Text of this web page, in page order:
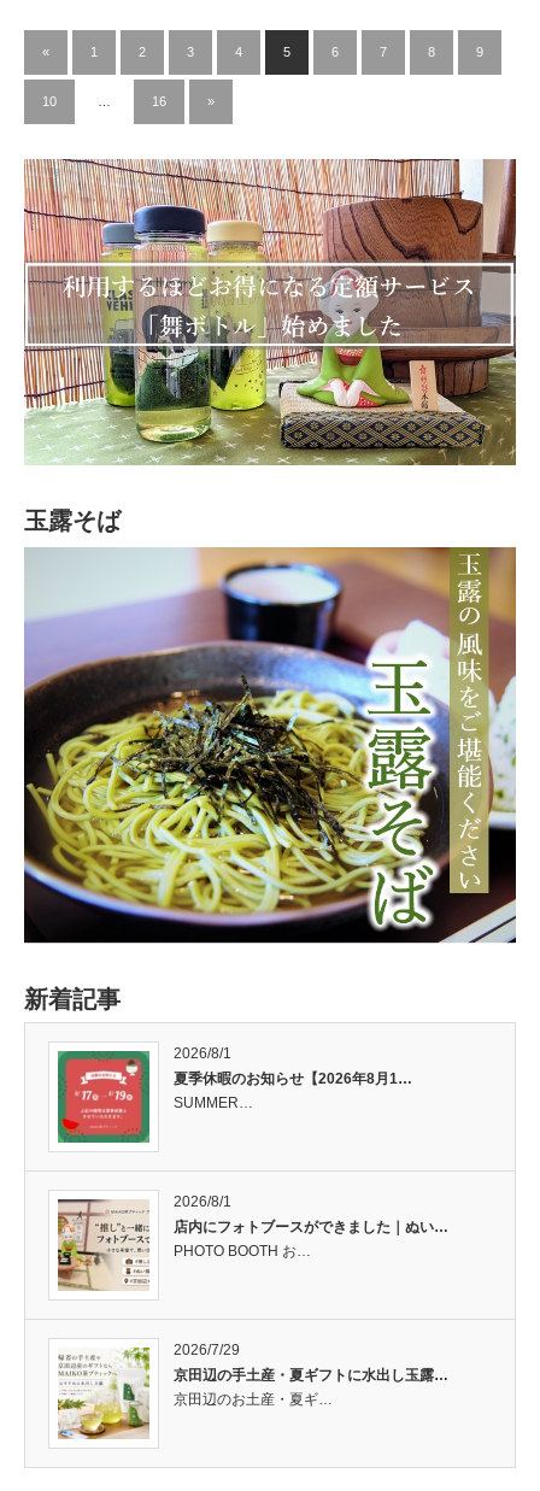
« 1 2 3 4 5 6 7 8 9
10 16 »
玉露そば
新着記事
2026/8/1
夏季休暇のお知らせ【2026年8月1…
SUMMER…
2026/8/1
店内にフォトブースができました｜ぬい…
PHOTO BOOTH お…
2026/7/29
京田辺の手土産・夏ギフトに水出し玉露…
京田辺のお土産・夏ギ…